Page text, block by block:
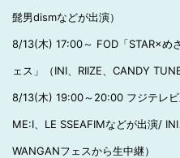
髭男dismなどが出演）
8/13(木) 17:00～ FOD「STAR×め
ェス」（INI、RIIZE、CANDY
8/13(木) 19:00～20:00 フジテレビ
ME:I、LE SSEAFIMなどが出演/
WANGANフェスから生中継）